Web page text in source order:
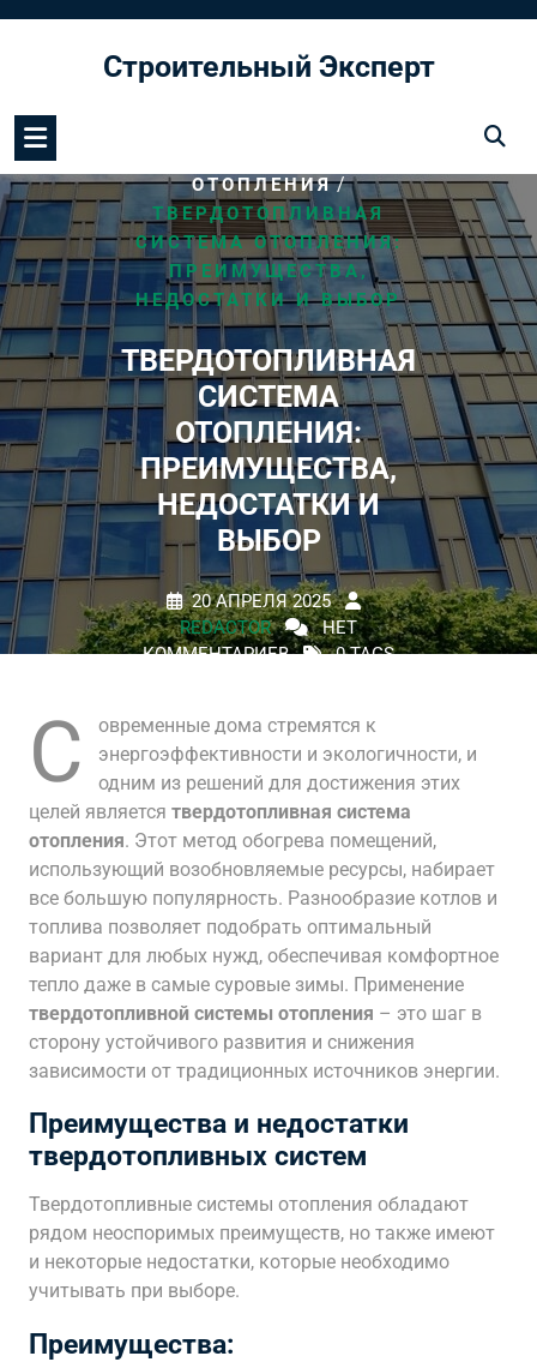
содержимомуСтроительный Эксперт
ОТОПЛЕНИЯ/
ТВЕРДОТОПЛИВНАЯ
СИСТЕМА ОТОПЛЕНИЯ:
ПРЕИМУЩЕСТВА,
НЕДОСТАТКИ И ВЫБОР
ТВЕРДОТОПЛИВНАЯ
СИСТЕМА
ОТОПЛЕНИЯ:
ПРЕИМУЩЕСТВА,
НЕДОСТАТКИ И
ВЫБОР
20 АПРЕЛЯ 2025
REDACTOR
НЕТ
КОММЕНТАРИЕВ
0 TAGS
С
овременные дома стремятся к
энергоэффективности и экологичности, и
одним из решений для достижения этих
целей является твердотопливная система
отопления. Этот метод обогрева помещений,
использующий возобновляемые ресурсы, набирает
все большую популярность. Разнообразие котлов и
топлива позволяет подобрать оптимальный
вариант для любых нужд, обеспечивая комфортное
тепло даже в самые суровые зимы. Применение
твердотопливной системы отопления – это шаг в
сторону устойчивого развития и снижения
зависимости от традиционных источников энергии.
Преимущества и недостатки
твердотопливных систем
Твердотопливные системы отопления обладают
рядом неоспоримых преимуществ, но также имеют
и некоторые недостатки, которые необходимо
учитывать при выборе.
Преимущества: